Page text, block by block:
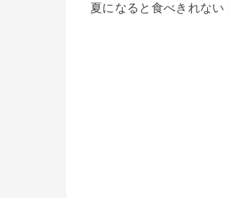
夏になると食べきれない